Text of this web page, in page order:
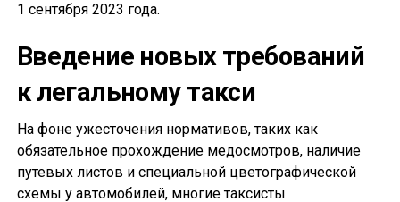
1 сентября 2023 года.
Введение новых требований
к легальному такси
На фоне ужесточения нормативов, таких как
обязательное прохождение медосмотров, наличие
путевых листов и специальной цветографической
схемы у автомобилей, многие таксисты